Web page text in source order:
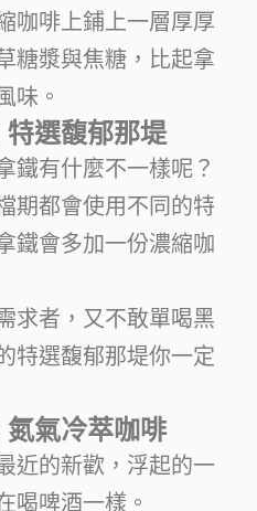
咖啡上鋪上一層厚厚
糖漿與焦糖，比起拿
味。
選馥郁那堤
鐵有什麼不一樣呢？
期都會使用不同的特
鐵會多加一份濃縮咖
求者，又不敢單喝黑
特選馥郁那堤你一定
氣冷萃咖啡
近的新歡，浮起的一
喝啤酒一樣。